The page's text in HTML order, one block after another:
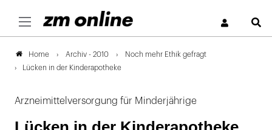
Home Archiv - 2010
Noch mehr Ethik gefragt
Lücken in der Kinderapotheke
Arzneimittelversorgung für Minderjährige